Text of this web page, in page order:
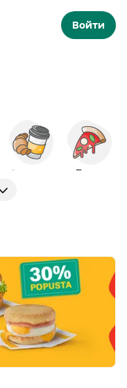
Войти
Завтраки Пицца